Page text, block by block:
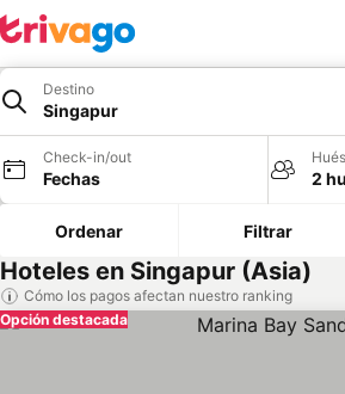
Destino
Singapur
Check-in/out
Fechas 2
Ordenar Filtrar
Hoteles en Singapur (Asia)
Cómo los pagos afectan nuestro ranking
Opción destacada